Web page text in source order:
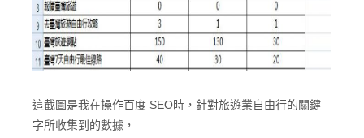
這截圖是我在操作百度 SEO時，針對旅遊業自由行的關鍵
字所收集到的數據，